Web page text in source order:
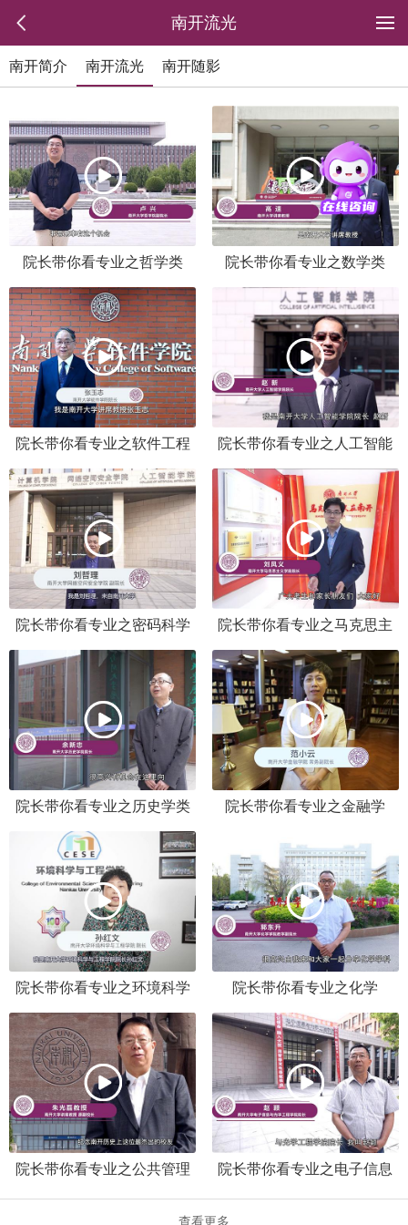
南开流光
南开简介 南开流光 南开随影
院长带你看专业之哲学类 院长带你看专业之数学类
院长带你看专业之软件工程 院长带你看专业之人工智能
学院
院长带你看专业之密码科学
与技术
院长带你看专业之马克思主
义理论
院长带你看专业之历史学类 院长带你看专业之金融学
院长带你看专业之环境科学 院长带你看专业之化学
院长带你看专业之公共管理
类
院长带你看专业之电子信息
类
查看更多